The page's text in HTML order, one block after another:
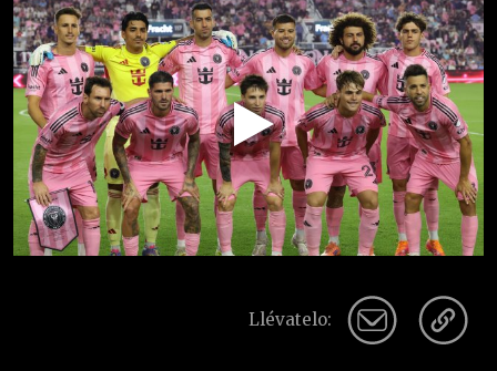
Play
Video
Llévatelo: